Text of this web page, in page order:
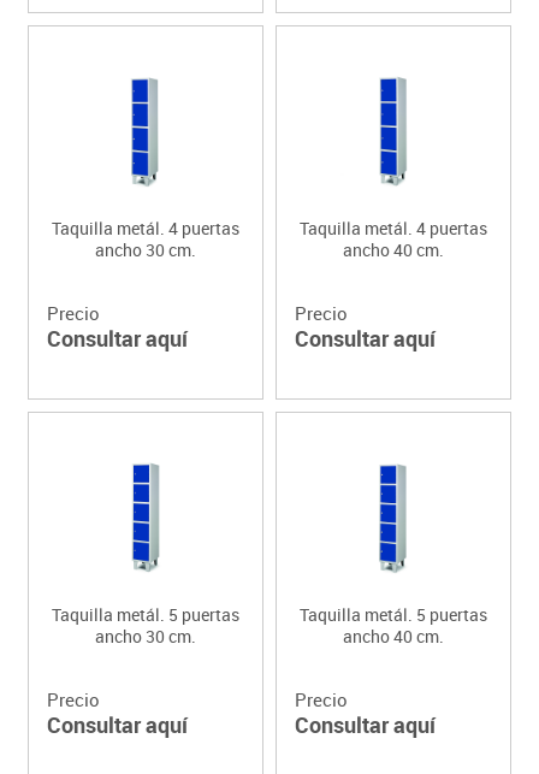
Taquilla metál. 4 puertas
ancho 30 cm.
Precio
Consultar aquí
Taquilla metál. 4 puertas
ancho 40 cm.
Precio
Consultar aquí
Taquilla metál. 5 puertas
ancho 30 cm.
Precio
Consultar aquí
Taquilla metál. 5 puertas
ancho 40 cm.
Precio
Consultar aquí